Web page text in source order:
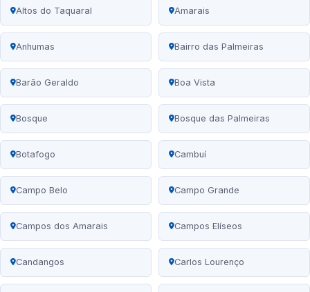
Altos do Taquaral Amarais
Anhumas Bairro das Palmeiras
Barão Geraldo Boa Vista
Bosque Bosque das Palmeiras
Botafogo Cambuí
Campo Belo Campo Grande
Campos dos Amarais Campos Elíseos
Candangos Carlos Lourenço